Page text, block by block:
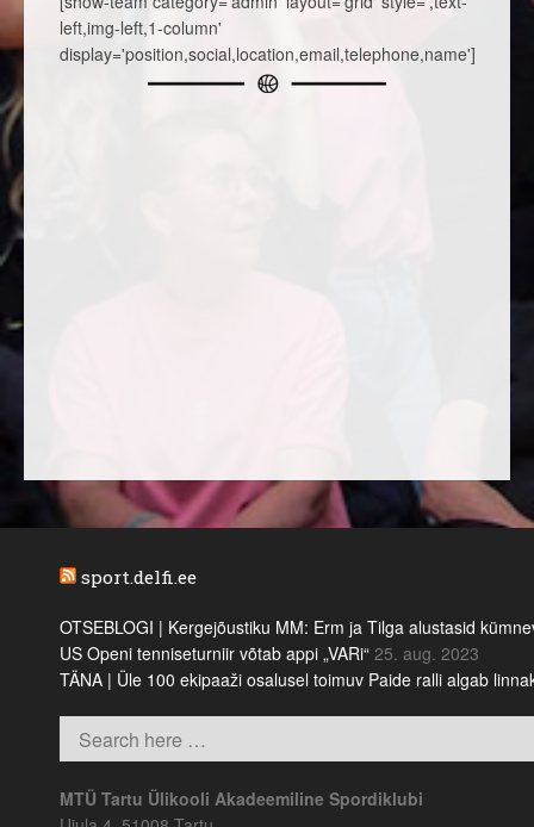
left,img-left,1-column'
display='position,social,location,email,telephone,name']
sport.delfi.ee
OTSEBLOGI | Kergejõustiku MM: Erm ja Tilga alustasid
US Openi tenniseturniir võtab appi „VARi“ 25. aug. 2023
TÄNA | Üle 100 ekipaaži osalusel toimuv Paide ralli algab
MTÜ Tartu Ülikooli Akadeemiline Spordiklubi